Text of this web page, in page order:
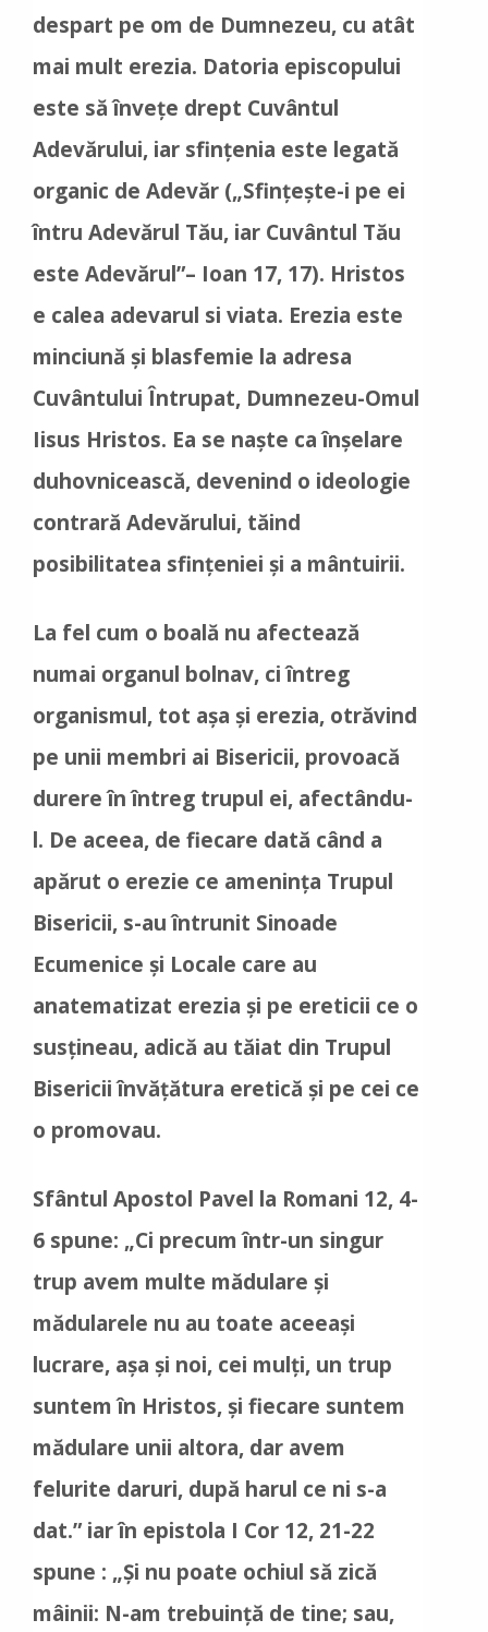
despart pe om de Dumnezeu, cu atât
mai mult erezia. Datoria episcopului
este să învețe drept Cuvântul
Adevărului, iar sfințenia este legată
organic de Adevăr („Sfințește-i pe ei
întru Adevărul Tău, iar Cuvântul Tău
este Adevărul”– Ioan 17, 17). Hristos
e calea adevarul si viata. Erezia este
minciună și blasfemie la adresa
Cuvântului Întrupat, Dumnezeu-Omul
Iisus Hristos. Ea se naște ca înșelare
duhovnicească, devenind o ideologie
contrară Adevărului, tăind
posibilitatea sfințeniei și a mântuirii.
La fel cum o boală nu afectează
numai organul bolnav, ci întreg
organismul, tot așa și erezia, otrăvind
pe unii membri ai Bisericii, provoacă
durere în întreg trupul ei, afectându-
l. De aceea, de fiecare dată când a
apărut o erezie ce amenința Trupul
Bisericii, s-au întrunit Sinoade
Ecumenice și Locale care au
anatematizat erezia și pe ereticii ce o
susțineau, adică au tăiat din Trupul
Bisericii învățătura eretică și pe cei ce
o promovau.
Sfântul Apostol Pavel la Romani 12, 4-
6 spune: „Ci precum într-un singur
trup avem multe mădulare și
mădularele nu au toate aceeași
lucrare, așa și noi, cei mulți, un trup
suntem în Hristos, și fiecare suntem
mădulare unii altora, dar avem
felurite daruri, după harul ce ni s-a
dat.” iar în epistola I Cor 12, 21-22
spune : „Și nu poate ochiul să zică
mâinii: N-am trebuință de tine; sau,